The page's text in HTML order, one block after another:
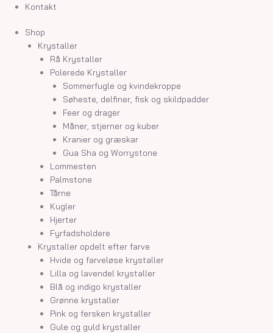
Kontakt
Shop
Krystaller
Rå Krystaller
Polerede Krystaller
Sommerfugle og kvindekroppe
Søheste, delfiner, fisk og skildpadder
Feer og drager
Måner, stjerner og kuber
Kranier og græskar
Gua Sha og Worrystone
Lommesten
Palmstone
Tårne
Kugler
Hjerter
Fyrfadsholdere
Krystaller opdelt efter farve
Hvide og farveløse krystaller
Lilla og lavendel krystaller
Blå og indigo krystaller
Grønne krystaller
Pink og fersken krystaller
Gule og guld krystaller